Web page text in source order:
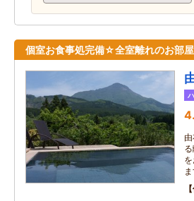
個室お食事処完備☆全室離れのお部
ま